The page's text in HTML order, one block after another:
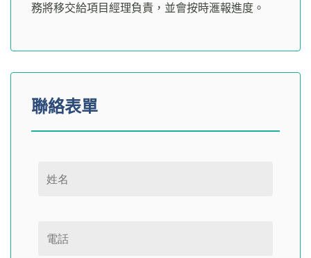
務將移交給項目經理負責，並會按時滙報進度。
聯絡表單